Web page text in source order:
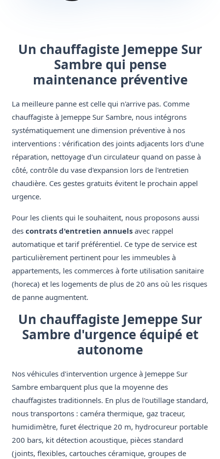
Un chauffagiste Jemeppe Sur
Sambre qui pense
maintenance préventive
La meilleure panne est celle qui n'arrive pas. Comme
chauffagiste à Jemeppe Sur Sambre, nous intégrons
systématiquement une dimension préventive à nos
interventions : vérification des joints adjacents lors d'une
réparation, nettoyage d'un circulateur quand on passe à
côté, contrôle du vase d'expansion lors de l'entretien
chaudière. Ces gestes gratuits évitent le prochain appel
urgence.
Pour les clients qui le souhaitent, nous proposons aussi
des contrats d'entretien annuels avec rappel
automatique et tarif préférentiel. Ce type de service est
particulièrement pertinent pour les immeubles à
appartements, les commerces à forte utilisation sanitaire
(horeca) et les logements de plus de 20 ans où les risques
de panne augmentent.
Un chauffagiste Jemeppe Sur
Sambre d'urgence équipé et
autonome
Nos véhicules d'intervention urgence à Jemeppe Sur
Sambre embarquent plus que la moyenne des
chauffagistes traditionnels. En plus de l'outillage standard,
nous transportons : caméra thermique, gaz traceur,
humidimètre, furet électrique 20 m, hydrocureur portable
200 bars, kit détection acoustique, pièces standard
(joints, flexibles, cartouches céramique, groupes de